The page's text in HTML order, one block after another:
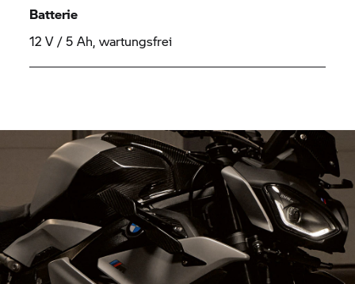
Batterie
12 V / 5 Ah, wartungsfrei